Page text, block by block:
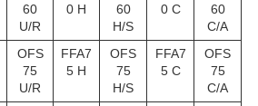
60
U/R
0 H
60
H/S
0 C
60
C/A
OFS
75
U/R
FFA7
5 H
OFS
75
H/S
FFA7
5 C
OFS
75
C/A